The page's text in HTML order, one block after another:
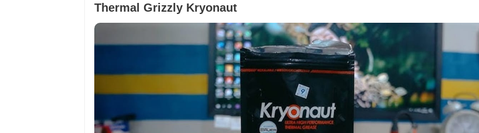
Thermal Grizzly Kryonaut